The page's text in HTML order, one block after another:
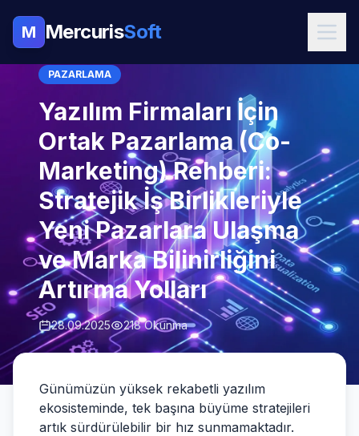
M MercurisSoft
PAZARLAMA
Yazılım Firmaları İçin
Ortak Pazarlama (Co-
Marketing) Rehberi:
Stratejik İş Birlikleriyle
Yeni Pazarlara Ulaşma
ve Marka Bilinirliğini
Artırma Yolları
28.09.2025 218 Okunma
Günümüzün yüksek rekabetli yazılım
ekosisteminde, tek başına büyüme stratejileri
artık sürdürülebilir bir hız sunmamaktadır.